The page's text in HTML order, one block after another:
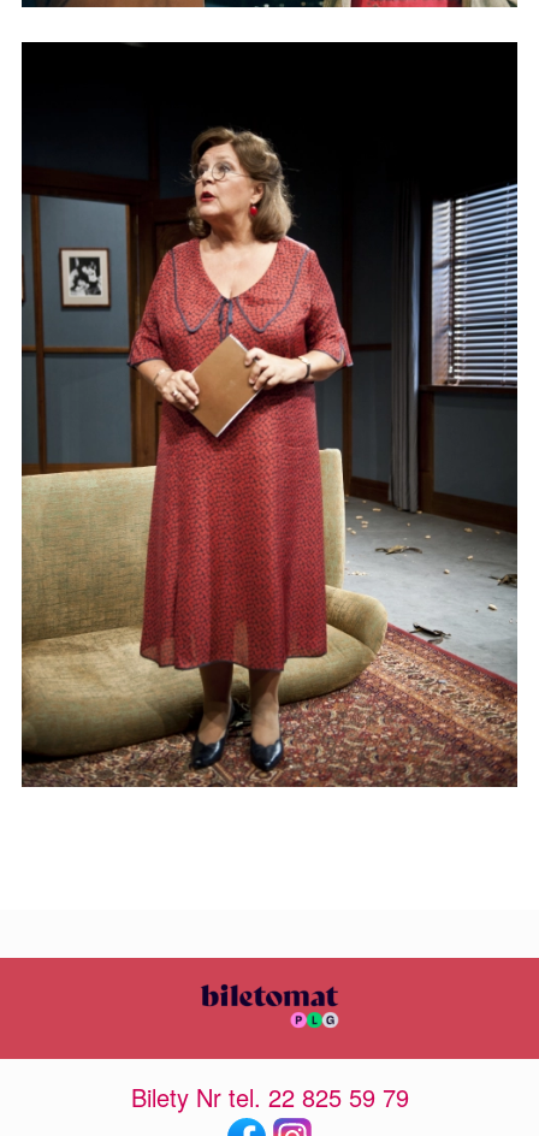
Bilety Nr tel. 22 825 59 79